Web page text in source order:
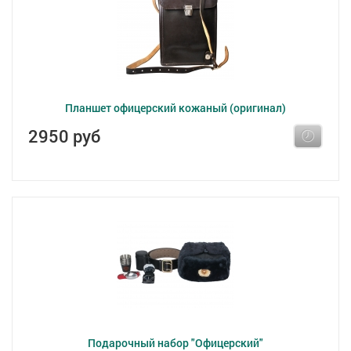
Планшет офицерский кожаный (оригинал)
2950 руб
Подарочный набор "Офицерский"